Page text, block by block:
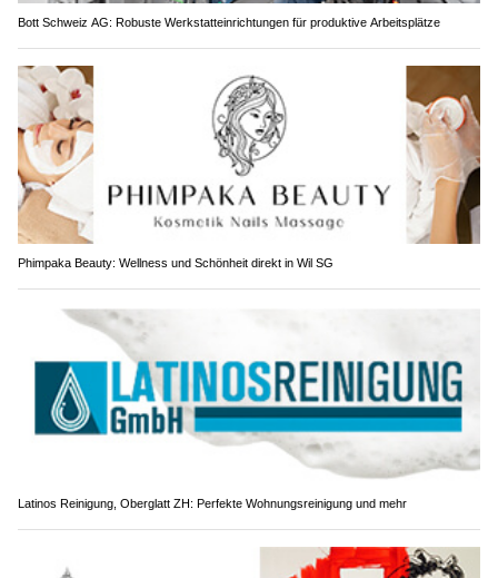
Bott Schweiz AG: Robuste Werkstatteinrichtungen für produktive Arbeitsplätze
Phimpaka Beauty: Wellness und Schönheit direkt in Wil SG
Latinos Reinigung, Oberglatt ZH: Perfekte Wohnungsreinigung und mehr